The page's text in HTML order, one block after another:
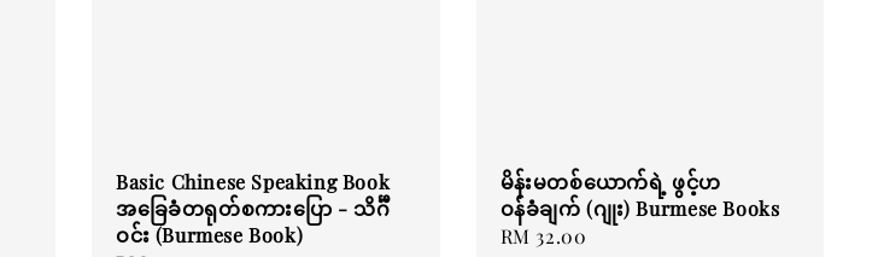
Basic Chinese Speaking Book
အခြေခံတရုတ်စကားပြော - သိင်္ဂီ
ဝင်း (Burmese Book)
မိန်းမတစ်ယောက်ရဲ့ ဖွင့်ဟ
ဝန်ခံချက် (ဂျုး) Burmese Books
Regular
RM 32.00